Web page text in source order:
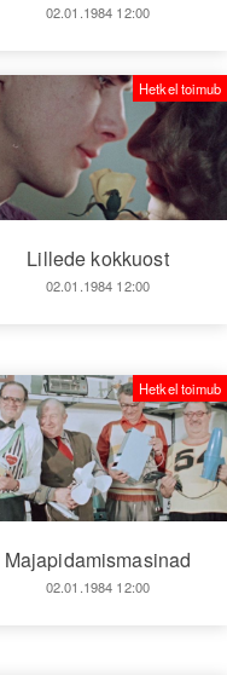
02.01.1984 12:00
Lillede kokkuost
02.01.1984 12:00
Hetkel toimub
Majapidamismasinad
02.01.1984 12:00
Hetkel toimub